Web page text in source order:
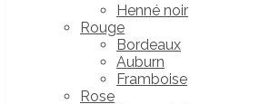
Henné noir
Rouge
Bordeaux
Auburn
Framboise
Rose